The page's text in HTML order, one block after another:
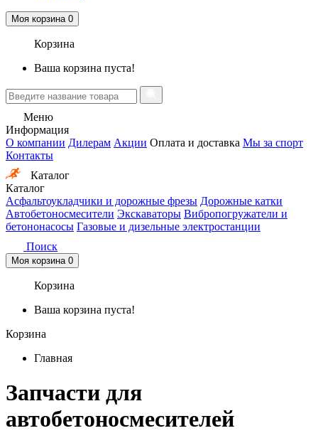
Моя корзина 0
Корзина
Ваша корзина пуста!
Меню
Информация
О компании Дилерам Акции Оплата и доставка Мы за спорт
Контакты
Каталог
Каталог
Асфальтоукладчики и дорожные фрезы Дорожные катки
Автобетоносмесители Экскаваторы Вибропогружатели и
бетононасосы Газовые и дизельные электростанции
Поиск
Моя корзина 0
Корзина
Ваша корзина пуста!
Корзина
Главная
Запчасти для
автобетоносмесителей